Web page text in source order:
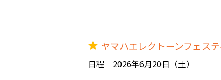
ヤマハエレクトーンフェス
日程 2026年6月20日（土）